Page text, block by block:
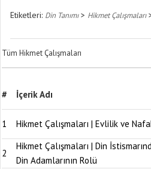
Etiketleri: Din Tanımı> Hikmet Çalışmaları
Tüm Hikmet Çalışmaları
# İçerik Adı
1 Hikmet Çalışmaları | Evlilik ve
2
Hikmet Çalışmaları | Din
Din Adamlarının Rolü